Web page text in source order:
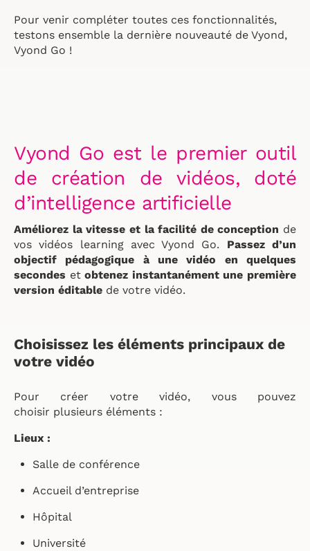
Pour venir compléter toutes ces fonctionnalités,
testons ensemble la dernière nouveauté de Vyond,
Vyond Go !
Vyond Go est le premier outil
de création de vidéos, doté
d’intelligence artificielle
Améliorez la vitesse et la facilité de conception de
vos vidéos learning avec Vyond Go. Passez d’un
objectif pédagogique à une vidéo en quelques
secondes etobtenez instantanément une première
version éditable de votre vidéo.
Choisissez les éléments principaux de
votre vidéo
Pour créer votre vidéo, vous pouvez
choisir plusieurs éléments :
Lieux :
Salle de conférence
Accueil d’entreprise
Hôpital
Université